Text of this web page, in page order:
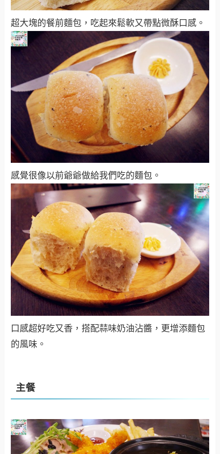
超大塊的餐前麵包，吃起來鬆軟又帶點微酥口感。
感覺很像以前爺爺做給我們吃的麵包。
口感超好吃又香，搭配蒜味奶油沾醬，更增添麵包
的風味。
主餐